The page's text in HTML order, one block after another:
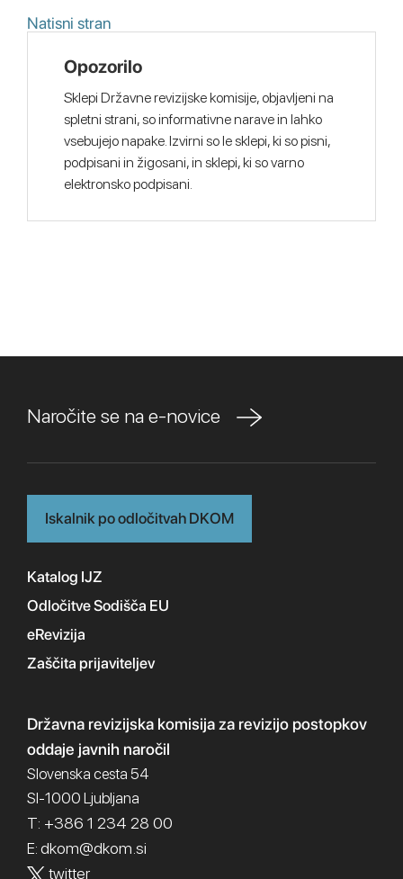
Natisni stran
Opozorilo
Sklepi Državne revizijske komisije, objavljeni na
spletni strani, so informativne narave in lahko
vsebujejo napake. Izvirni so le sklepi, ki so pisni,
podpisani in žigosani, in sklepi, ki so varno
elektronsko podpisani.
Naročite se na e-novice
Iskalnik po odločitvah DKOM
Katalog IJZ
Odločitve Sodišča EU
eRevizija
Zaščita prijaviteljev
Državna revizijska komisijaza revizijo postopkov
oddaje javnih naročil
Slovenska cesta 54
SI-1000 Ljubljana
T: +386 1 234 28 00
E: dkom@dkom.si
twitter